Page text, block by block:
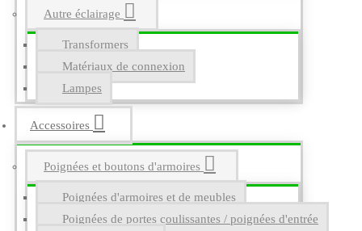
Autre éclairage
Transformers
Matériaux de connexion
Lampes
Accessoires
Poignées et boutons d'armoires
Poignées d'armoires et de meubles
Poignées de portes coulissantes / poignées d'entrée